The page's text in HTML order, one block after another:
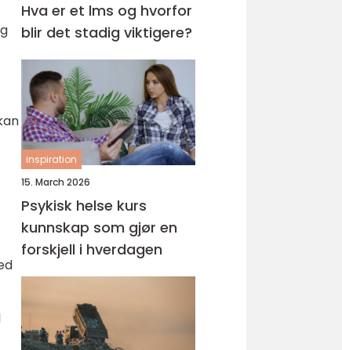
Hva er et lms og hvorfor
blir det stadig viktigere?
inspiration
15. March 2026
Psykisk helse kurs
kunnskap som gjør en
forskjell i hverdagen